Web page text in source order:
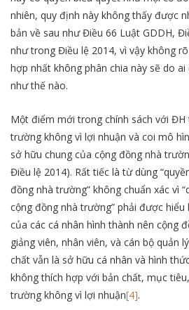
nhiên, quy định này không thấy được
bản về sau như Điều 66 Luật GDDH,
như trong Điều lệ 2014, vì vậy không
hợp nhất không phân chia này sẽ do
như thế nào.
Một điểm mới trong chính sách với
trường không vì lợi nhuận và coi mô
sở hữu chung của cộng đồng nhà
Điều lệ 2014). Rất tiếc là từ dùng
đồng nhà trường” không chuẩn xác vì
cộng đồng nhà trường” phải được
của các cá nhân hình thành nên cộng
giảng viên, nhân viên, và cán bộ quản
chất vẫn là sở hữu cá nhân và hình
không thích hợp với bản chất, mục
trường không vì lợi nhuận[4].